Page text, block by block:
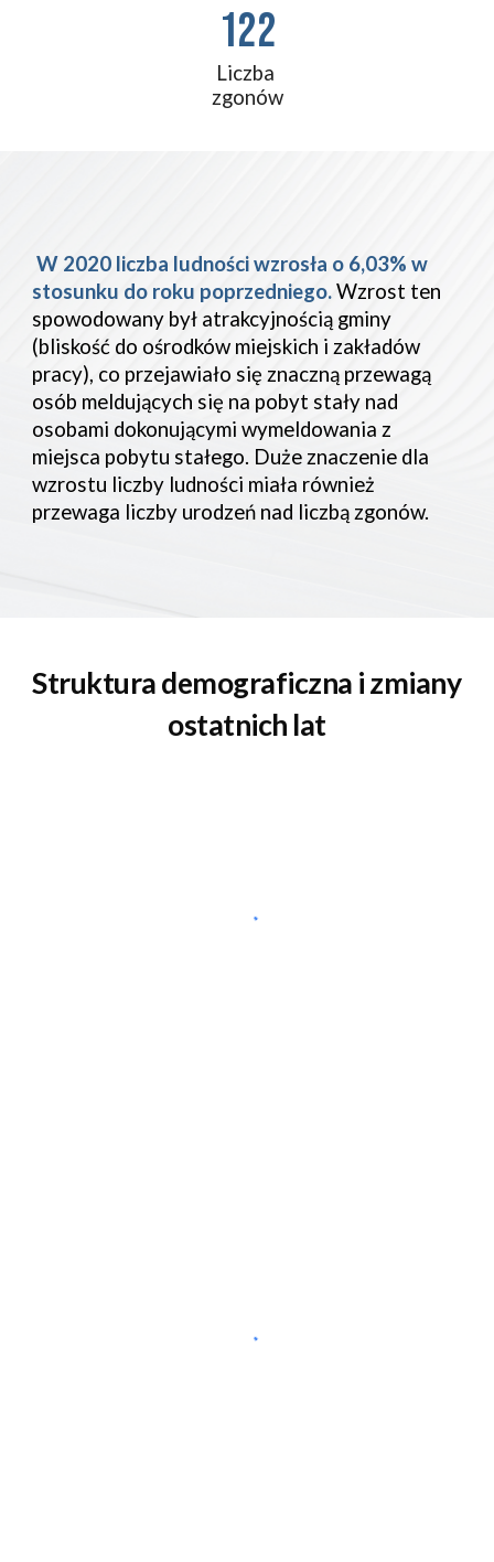
122
Liczba
zgonów
W 2020 liczba ludności wzrosła o 6,03% w
stosunku do roku poprzedniego. Wzrost ten
spowodowany był atrakcyjnością gminy
(bliskość do ośrodków miejskich i zakładów
pracy), co przejawiało się znaczną przewagą
osób meldujących się na pobyt stały nad
osobami dokonującymi wymeldowania z
miejsca pobytu stałego. Duże znaczenie dla
wzrostu liczby ludności miała również
przewaga liczby urodzeń nad liczbą zgonów.
Struktura demograficzna i zmiany
ostatnich lat